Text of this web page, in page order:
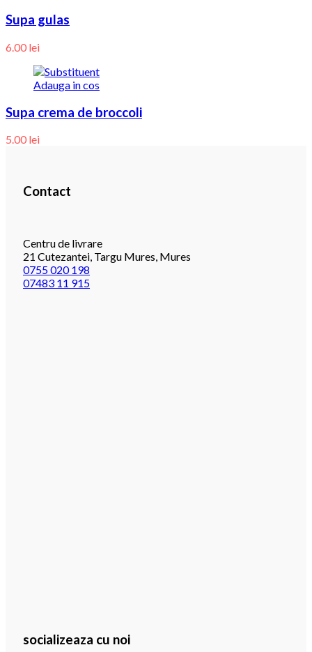
Supa gulas
6.00 lei
Adauga in cos
Supa crema de broccoli
5.00 lei
Contact
Centru de livrare
21 Cutezantei, Targu Mures, Mures
0755 020 198
07483 11 915
socializeaza cu noi